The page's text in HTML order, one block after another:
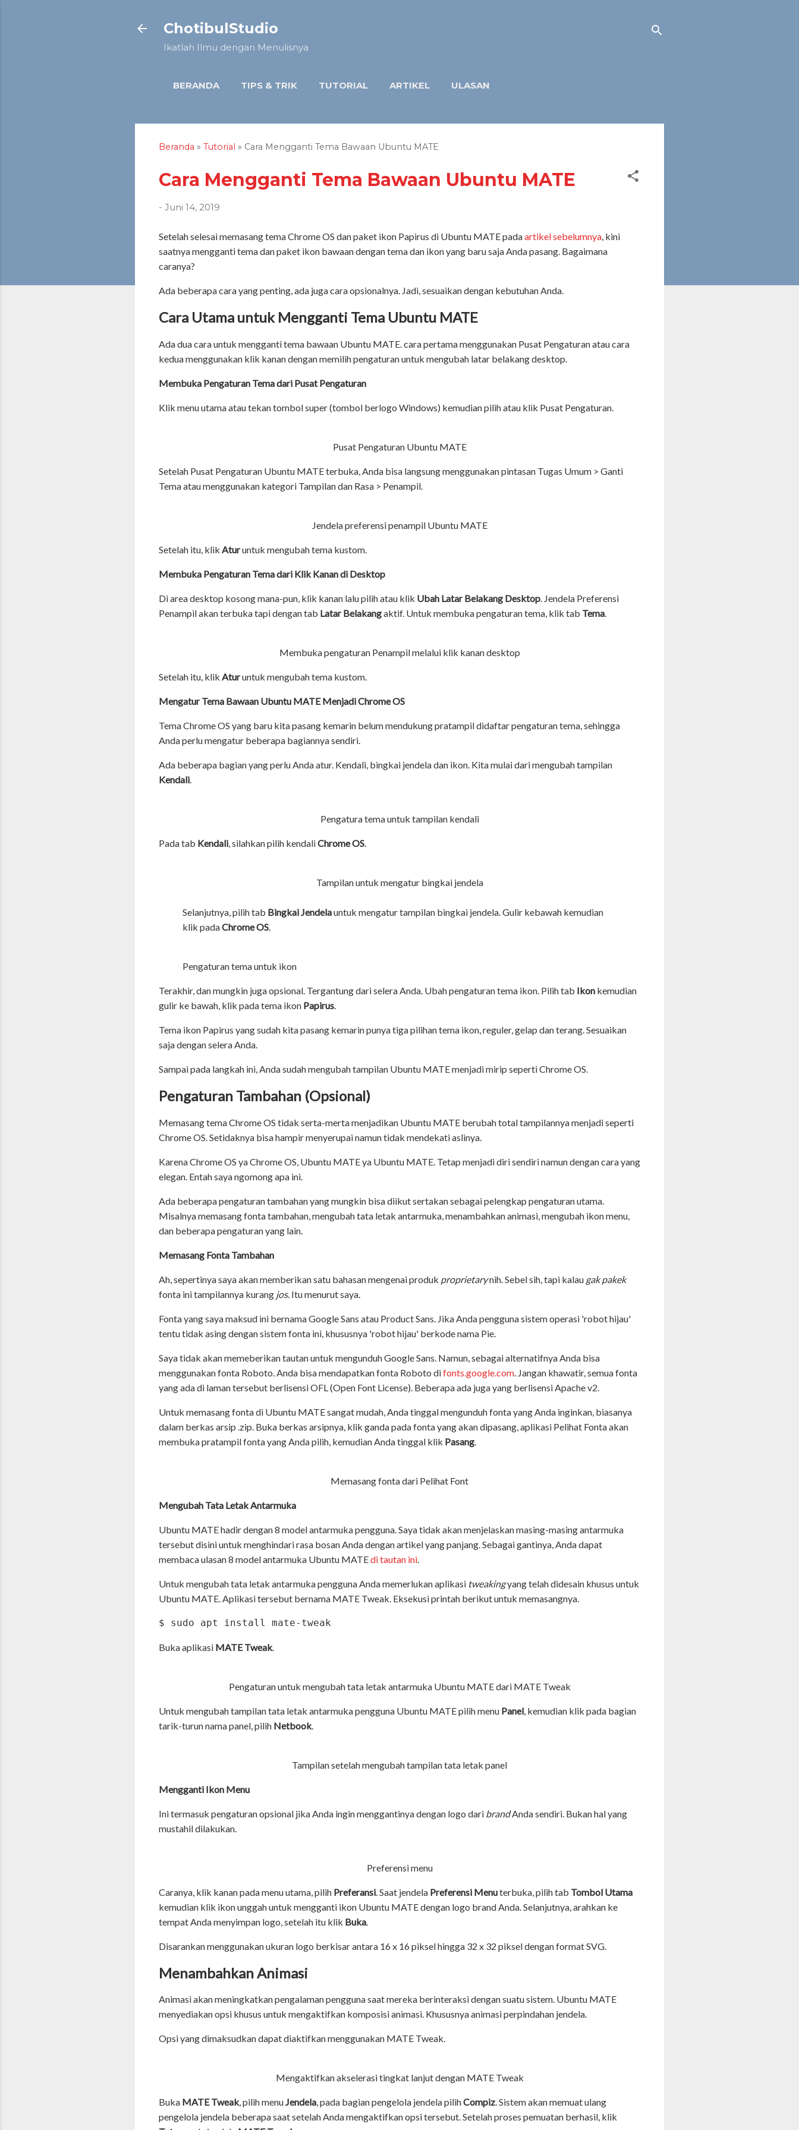
ChotibulStudio
Ikatlah Ilmu dengan Menulisnya
BERANDA TIPS & TRIK TUTORIAL ARTIKEL ULASAN
Beranda » Tutorial » Cara Mengganti Tema Bawaan Ubuntu MATE
Cara Mengganti Tema Bawaan Ubuntu MATE
- Juni 14, 2019
Setelah selesai memasang tema Chrome OS dan paket ikon Papirus di Ubuntu MATE padaartikel sebelumnya, kini
saatnya mengganti tema dan paket ikon bawaan dengan tema dan ikon yang baru saja Anda pasang. Bagaimana
caranya?
Ada beberapa cara yang penting, ada juga cara opsionalnya. Jadi, sesuaikan dengan kebutuhan Anda.
Cara Utama untuk Mengganti Tema Ubuntu MATE
Ada dua cara untuk mengganti tema bawaan Ubuntu MATE. cara pertama menggunakan Pusat Pengaturan atau cara
kedua menggunakan klik kanan dengan memilih pengaturan untuk mengubah latar belakang desktop.
Membuka Pengaturan Tema dari Pusat Pengaturan
Klik menu utama atau tekan tombol super (tombol berlogo Windows) kemudian pilih atau klik Pusat Pengaturan.
Pusat Pengaturan Ubuntu MATE
Setelah Pusat Pengaturan Ubuntu MATE terbuka, Anda bisa langsung menggunakan pintasan Tugas Umum > Ganti
Tema atau menggunakan kategori Tampilan dan Rasa > Penampil.
Jendela preferensi penampil Ubuntu MATE
Setelah itu, klik Aturuntuk mengubah tema kustom.
Membuka Pengaturan Tema dari Klik Kanan di Desktop
Di area desktop kosong mana-pun, klik kanan lalu pilih atau klik Ubah Latar Belakang Desktop. Jendela Preferensi
Penampil akan terbuka tapi dengan tab Latar Belakangaktif. Untuk membuka pengaturan tema, klik tab Tema.
Membuka pengaturan Penampil melalui klik kanan desktop
Setelah itu, klik Aturuntuk mengubah tema kustom.
Mengatur Tema Bawaan Ubuntu MATE Menjadi Chrome OS
Tema Chrome OS yang baru kita pasang kemarin belum mendukung pratampil didaftar pengaturan tema, sehingga
Anda perlu mengatur beberapa bagiannya sendiri.
Ada beberapa bagian yang perlu Anda atur. Kendali, bingkai jendela dan ikon. Kita mulai dari mengubahtampilan
Kendali.
Pengatura tema untuk tampilan kendali
Pada tab Kendali, silahkan pilih kendaliChrome OS.
Tampilan untuk mengatur bingkai jendela
Selanjutnya, pilih tab Bingkai Jendelauntuk mengatur tampilan bingkai jendela. Gulir kebawah kemudian
klik padaChrome OS.
Pengaturan tema untuk ikon
Terakhir, dan mungkin juga opsional. Tergantung dari selera Anda. Ubah pengaturan tema ikon. Pilih tab Ikon kemudian
gulir ke bawah, klik pada tema ikon Papirus.
Tema ikon Papirus yang sudah kita pasang kemarin punya tiga pilihan tema ikon, reguler, gelap dan terang. Sesuaikan
saja dengan selera Anda.
Sampai pada langkah ini, Anda sudah mengubah tampilan Ubuntu MATE menjadi mirip seperti Chrome OS.
Pengaturan Tambahan (Opsional)
Memasang tema Chrome OS tidak serta-merta menjadikan Ubuntu MATE berubah total tampilannya menjadi seperti
Chrome OS. Setidaknya bisa hampir menyerupai namun tidak mendekati aslinya.
Karena Chrome OS ya Chrome OS, Ubuntu MATE ya Ubuntu MATE. Tetap menjadi diri sendiri namun dengan cara yang
elegan. Entah saya ngomong apa ini.
Ada beberapa pengaturan tambahan yang mungkin bisa diikut sertakan sebagai pelengkap pengaturan utama.
Misalnya memasang fonta tambahan, mengubah tata letak antarmuka, menambahkan animasi, mengubah ikon menu,
dan beberapa pengaturan yang lain.
Memasang Fonta Tambahan
Ah, sepertinya saya akan memberikan satu bahasan mengenai produk proprietarynih. Sebel sih, tapi kalau gak pakek
fonta ini tampilannya kurang jos. Itu menurut saya.
Fonta yang saya maksud ini bernama Google Sans atau Product Sans. Jika Anda pengguna sistem operasi 'robot hijau'
tentu tidak asing dengan sistem fonta ini, khususnya 'robot hijau' berkode nama Pie.
Saya tidak akan memeberikan tautan untuk mengunduh Google Sans. Namun, sebagai alternatifnya Anda bisa
menggunakan fonta Roboto. Anda bisa mendapatkan fonta Roboto difonts.google.com . Jangan khawatir, semua fonta
yang ada di laman tersebut berlisensi OFL (Open Font License). Beberapa ada juga yang berlisensi Apache v2.
Untuk memasang fonta di Ubuntu MATE sangat mudah, Anda tinggal mengunduh fonta yang Anda inginkan, biasanya
dalam berkas arsip .zip. Buka berkas arsipnya, klik ganda pada fonta yang akan dipasang, aplikasi Pelihat Fonta akan
membuka pratampil fonta yang Anda pilih, kemudian Anda tinggal klik Pasang
Memasang fonta dari Pelihat Font
Mengubah Tata Letak Antarmuka
Ubuntu MATE hadir dengan 8 model antarmuka pengguna. Saya tidak akan menjelaskan masing-masing antarmuka
tersebut disini untuk menghindari rasa bosan Anda dengan artikel yang panjang. Sebagai gantinya, Anda dapat
membaca ulasan 8 model antarmuka Ubuntu MATEdi tautan ini
Untuk mengubah tata letak antarmuka pengguna Anda memerlukan aplikasi tweakingyang telah didesain khusus untuk
Ubuntu MATE. Aplikasi tersebut bernama MATE Tweak. Eksekusi printah berikut untuk memasangnya.
$ sudo apt install mate-tweak
Buka aplikasi MATE Tweak.
Pengaturan untuk mengubah tata letak antarmuka Ubuntu MATE dari MATE Tweak
Untuk mengubah tampilan tata letak antarmuka pengguna Ubuntu MATE pilih menu Panel , kemudian klik pada bagian
tarik-turun nama panel, pilih Netbook.
Tampilan setelah mengubah tampilan tata letak panel
Mengganti Ikon Menu
Ini termasuk pengaturan opsional jika Anda ingin menggantinya dengan logo dari brandAnda sendiri. Bukan hal yang
mustahil dilakukan.
Preferensi menu
Caranya, klik kanan pada menu utama, pilih Preferansi . Saat jendela Preferensi Menuterbuka, pilih tab Tombol Utama
kemudian klik ikon unggah untuk mengganti ikon Ubuntu MATE dengan logo brand Anda. Selanjutnya, arahkan ke
tempat Anda menyimpan logo, setelah itu klik Buka
Disarankan menggunakan ukuran logo berkisar antara 16 x 16 piksel hingga 32 x 32 piksel dengan format SVG.
Menambahkan Animasi
Animasi akan meningkatkan pengalaman pengguna saat mereka berinteraksi dengan suatu sistem. Ubuntu MATE
menyediakan opsi khusus untuk mengaktifkan komposisi animasi. Khususnya animasi perpindahan jendela.
Opsi yang dimaksudkan dapat diaktifkan menggunakan MATE Tweak.
Mengaktifkan akselerasi tingkat lanjut dengan MATE Tweak
Buka MATE Tweak, pilih menuJendela, pada bagian pengelola jendela pilihCompiz. Sistem akan memuat ulang
pengelola jendela beberapa saat setelah Anda mengaktifkan opsi tersebut. Setelah proses pemuatan berhasil, klik